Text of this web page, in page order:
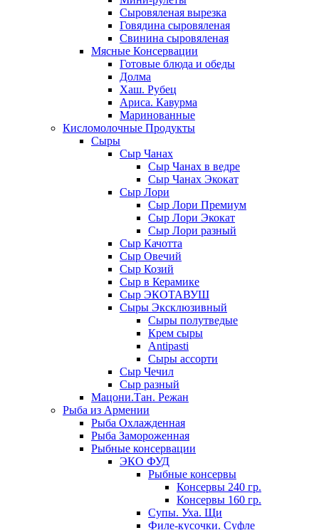
Сыровяленая вырезка
Говядина сыровяленая
Свинина сыровяленая
Мясные Консервации
Готовые блюда и обеды
Долма
Хаш. Рубец
Ариса. Кавурма
Маринованные
Кисломолочные Продукты
Сыры
Сыр Чанах
Сыр Чанах в ведре
Сыр Чанах Экокат
Сыр Лори
Сыр Лори Премиум
Сыр Лори Экокат
Сыр Лори разный
Сыр Качотта
Сыр Овечий
Сыр Козий
Сыр в Керамике
Сыр ЭКОТАВУШ
Сыры Эксклюзивный
Сыры полутведые
Крем сыры
Antipasti
Сыры ассорти
Сыр Чечил
Сыр разный
Мацони.Тан. Режан
Рыба из Армении
Рыба Охлажденная
Рыба Замороженная
Рыбные консервации
ЭКО ФУД
Рыбные консервы
Консервы 240 гр.
Консервы 160 гр.
Супы. Уха. Щи
Филе-кусочки. Суфле